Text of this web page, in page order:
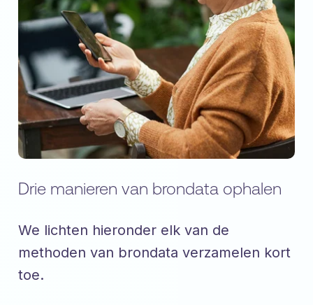
Drie manieren van brondata ophalen
We lichten hieronder elk van de
methoden van brondata verzamelen kort
toe.